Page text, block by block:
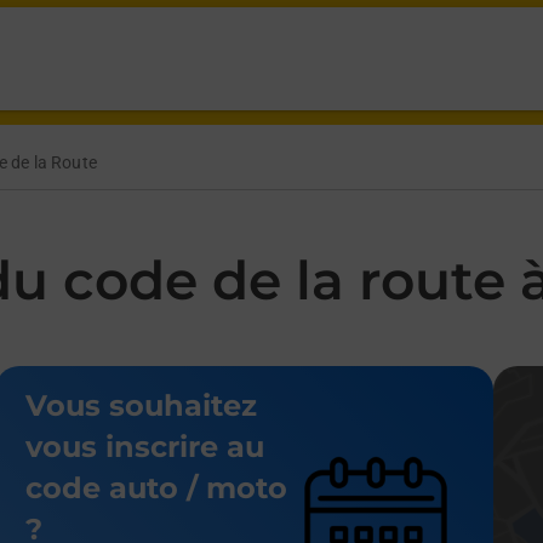
de la Route
code de la route
Vous souhaitez
vous inscrire au
code auto / moto
?
Place Rochaid Dinard,